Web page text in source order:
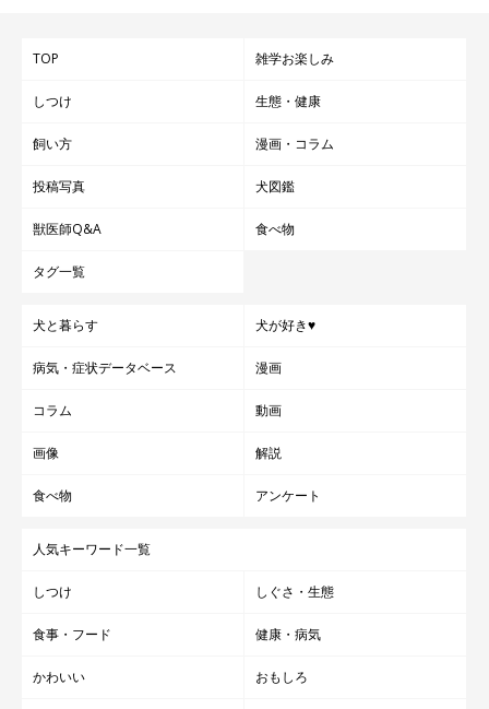
TOP 雑学お楽しみ
しつけ 生態・健康
飼い方 漫画・コラム
投稿写真 犬図鑑
獣医師Q&A 食べ物
タグ一覧
犬と暮らす 犬が好き♥
病気・症状データベース 漫画
コラム 動画
画像 解説
食べ物 アンケート
人気キーワード一覧
しつけ しぐさ・生態
食事・フード 健康・病気
かわいい おもしろ